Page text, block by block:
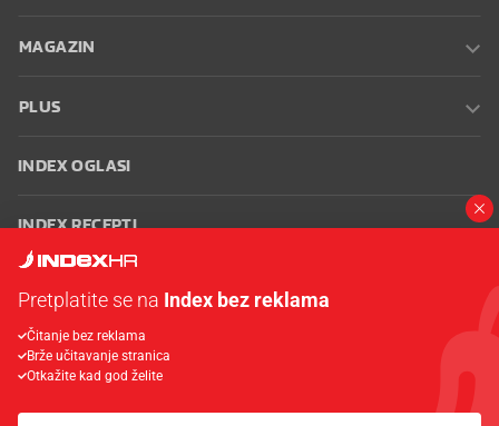
MAGAZIN
PLUS
INDEX OGLASI
INDEX RECEPTI
Oglašavanje Zaposli se na Indexu
korištenja
Postavke kolačića
Pretplatite se na Index bez reklama
Čitanje bez reklama
Brže učitavanje stranica
Otkažite kad god želite